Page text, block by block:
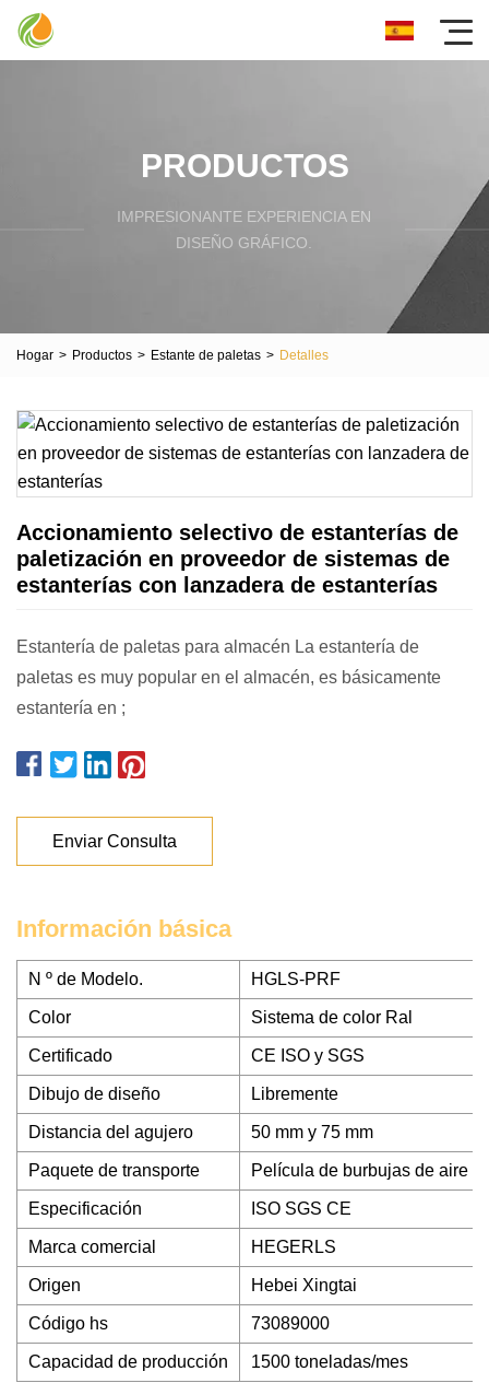
PRODUCTOS
IMPRESIONANTE EXPERIENCIA EN
DISEÑO GRÁFICO.
Hogar > Productos > Estante de paletas > Detalles
Accionamiento selectivo de estanterías de
paletización en proveedor de sistemas de
estanterías con lanzadera de estanterías
Estantería de paletas para almacén La estantería de
paletas es muy popular en el almacén, es básicamente
estantería en ;
Enviar Consulta
Información básica
N º de Modelo. HGLS-PRF
Color Sistema de color Ral
Certificado CE ISO y SGS
Dibujo de diseño Libremente
Distancia del agujero 50 mm y 75 mm
Paquete de transporte Película de burbujas de aire
Especificación ISO SGS CE
Marca comercial HEGERLS
Origen Hebei Xingtai
Código hs 73089000
Capacidad de producción 1500 toneladas/mes